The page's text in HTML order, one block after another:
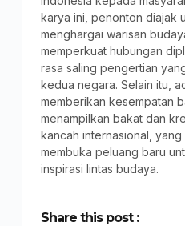
karya ini, penonton diajak
menghargai warisan
memperkuat hubungan
rasa saling pengertian
kedua negara. Selain itu,
memberikan kesempatan
menampilkan bakat dan
kancah internasional,
membuka peluang baru
inspirasi lintas budaya.
Share this post :